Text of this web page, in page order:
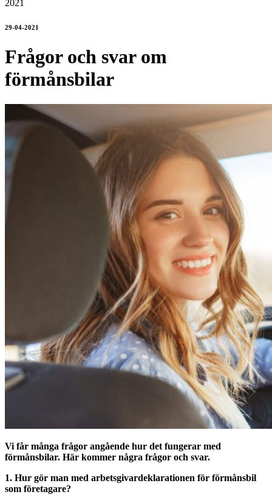
2021
29-04-2021
Frågor och svar om
förmånsbilar
Vi får många frågor angående hur det fungerar med
förmånsbilar. Här kommer några frågor och svar.
1. Hur gör man med arbetsgi­vardeklarationen för förmånsbil
som företagare?